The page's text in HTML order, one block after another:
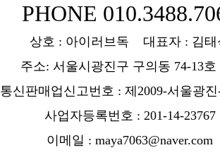
PHONE
상호 : 아이러브독 대표자 : 김태
주소: 서울시광진구 구의동 74-13호
통신판매업신고번호 : 제2009-서울광진
사업자등록번호 : 201-14-23767
이메일 : maya7063@naver.com